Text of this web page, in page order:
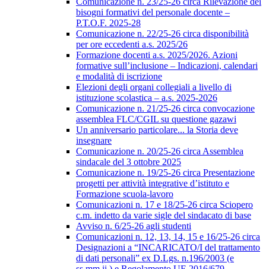
bisogni formativi del personale docente –
P.T.O.F. 2025-28
Comunicazione n. 22/25-26 circa disponibilità
per ore eccedenti a.s. 2025/26
Formazione docenti a.s. 2025/2026. Azioni
formative sull’inclusione – Indicazioni, calendari
e modalità di iscrizione
Elezioni degli organi collegiali a livello di
istituzione scolastica – a.s. 2025-2026
Comunicazione n. 21/25-26 circa convocazione
assemblea FLC/CGIL su questione gazawi
Un anniversario particolare... la Storia deve
insegnare
Comunicazione n. 20/25-26 circa Assemblea
sindacale del 3 ottobre 2025
Comunicazione n. 19/25-26 circa Presentazione
progetti per attività integrative d’istituto e
Formazione scuola-lavoro
Comunicazioni n. 17 e 18/25-26 circa Sciopero
c.m. indetto da varie sigle del sindacato di base
Avviso n. 6/25-26 agli studenti
Comunicazioni n. 12, 13, 14, 15 e 16/25-26 circa
Designazioni a “INCARICATO/I del trattamento
di dati personali” ex D.Lgs. n.196/2003 (e